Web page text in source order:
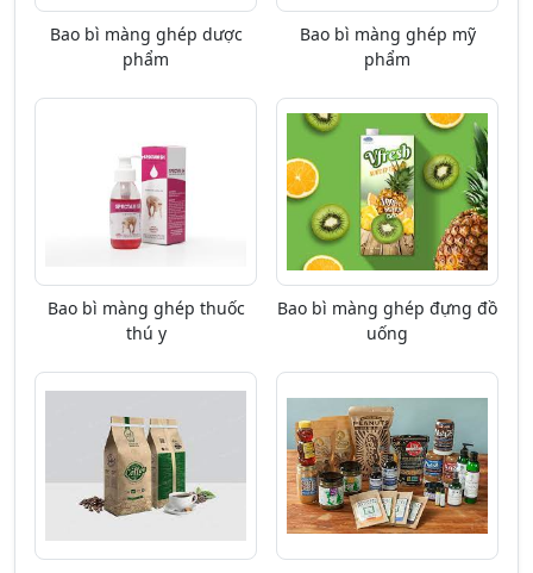
Bao bì màng ghép dược
phẩm
Bao bì màng ghép mỹ
phẩm
Bao bì màng ghép thuốc
thú y
Bao bì màng ghép đựng đồ
uống